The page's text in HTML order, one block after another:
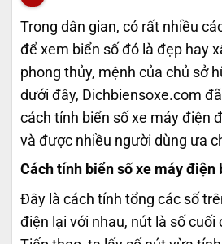
Trong dân gian, có rất nhiều
để xem biển số đó là đẹp hay
phong thủy, mệnh của chủ sở
dưới đây, Dichbiensoxe.com
cách tính biển số xe máy điện
và được nhiều người dùng ưa
Cách tính biển số xe máy điện
Đây là cách tính tổng các số
điện lại với nhau, nút là số cuối